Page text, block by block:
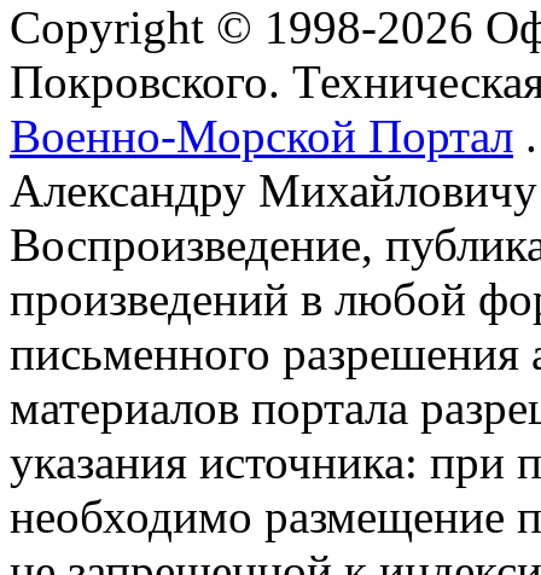
Copyright © 1998-2026
Покровского.
Военно-Морской Портал
Александру
Воспроизведение,
произведений в любой
письменного разрешения
материалов портала
указания источника: при
необходимо размещение